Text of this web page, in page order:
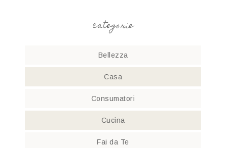
categorie
Bellezza
Casa
Consumatori
Cucina
Fai da Te